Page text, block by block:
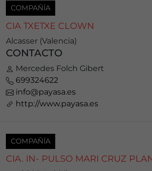
COMPAÑÍA
CIA TXETXE CLOWN
Alcasser (Valencia)
CONTACTO
Mercedes Folch Gibert
699324622
info@payasa.es
http://www.payasa.es
COMPAÑÍA
CIA. IN- PULSO MARI CRUZ